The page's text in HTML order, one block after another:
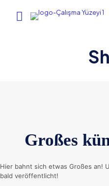
Großes
Hier bahnt sich etwas Großes an!
bald veröffentlicht!